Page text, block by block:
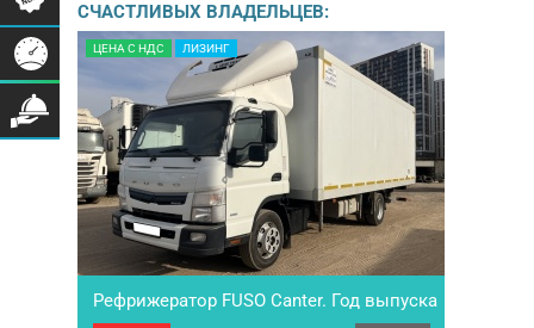
СЧАСТЛИВЫХ ВЛАДЕЛЬЦЕВ:
ЦЕНА С НДС ЛИЗИНГ
Рефрижератор FUSO Canter. Год выпуска